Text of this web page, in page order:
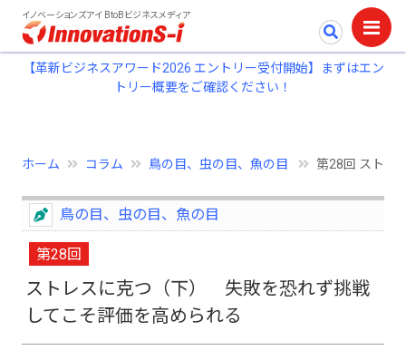
イノベーションズアイ BtoBビジネスメディア
【革新ビジネスアワード2026 エントリー受付開始】まずはエン
トリー概要をご確認ください！
ホーム コラム 鳥の目、虫の目、魚の目 第28回 ストレ
鳥の目、虫の目、魚の目
第28回
ストレスに克つ（下） 失敗を恐れず挑戦
してこそ評価を高められる